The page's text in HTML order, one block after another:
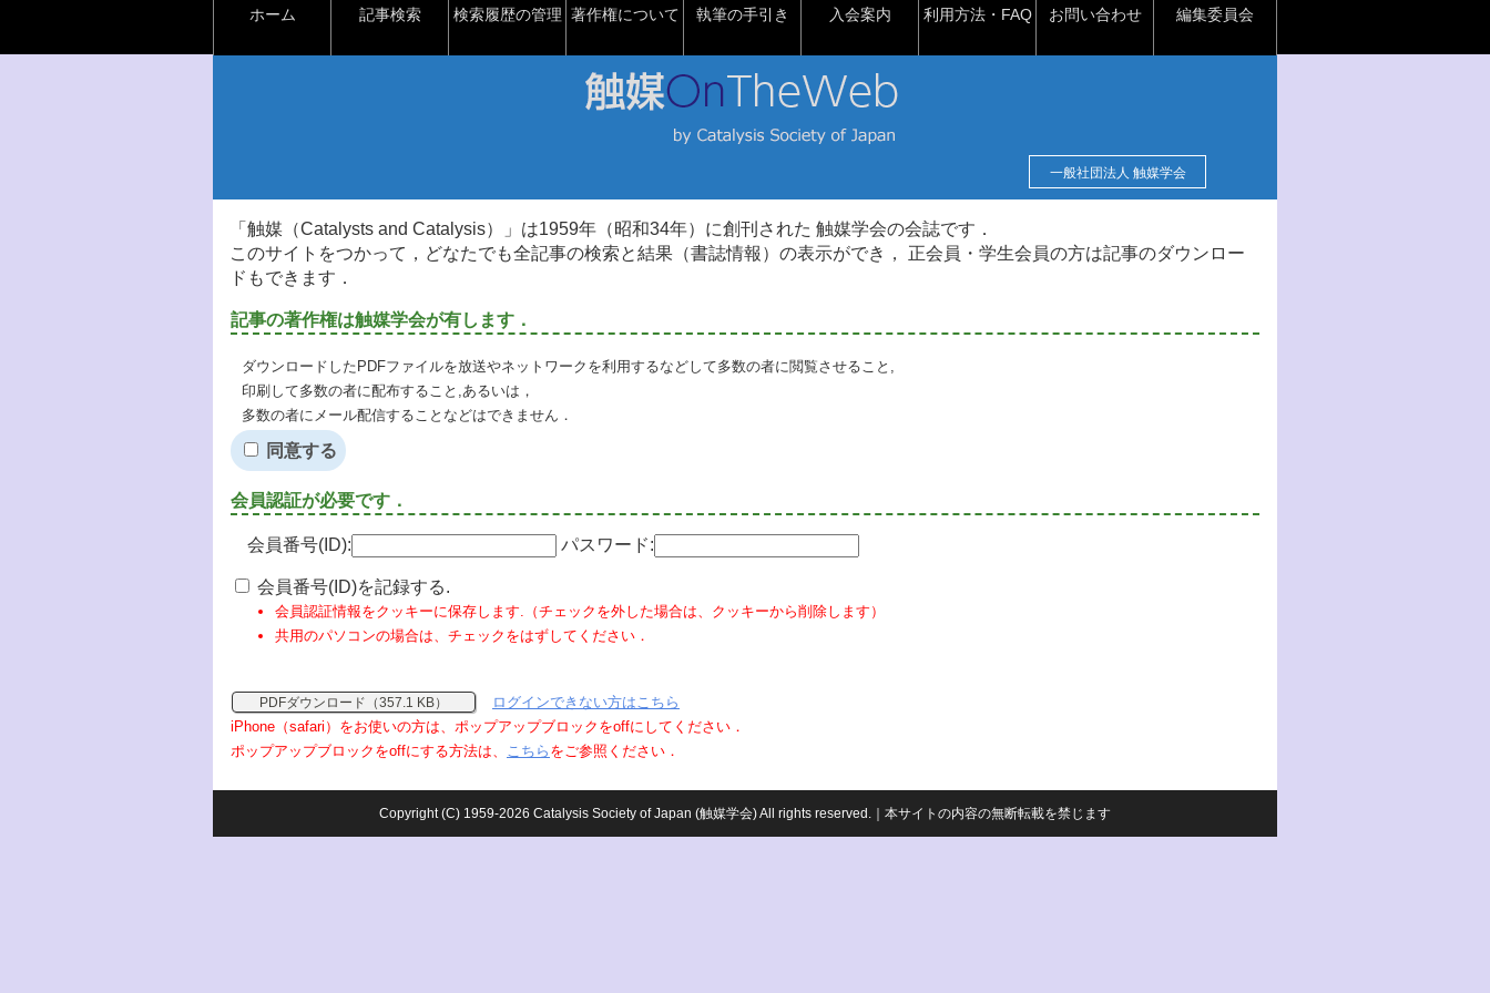
ホーム 記事検索 検索履歴の管理 著作権について 執筆の手引き 入会案内 利用方法・FAQ お問い合わせ 編集委員会
一般社団法人 触媒学会
「触媒（Catalysts and Catalysis）」は1959年（昭和34年）に創刊された 触媒学会の会誌です．
このサイトをつかって，どなたでも全記事の検索と結果（書誌情報）の表示ができ， 正会員・学生会員の方は記事のダウンロー
ドもできます．
記事の著作権は触媒学会が有します．
ダウンロードしたPDFファイルを放送やネットワークを利用するなどして多数の者に閲覧させること,
印刷して多数の者に配布すること,あるいは，
多数の者にメール配信することなどはできません．
同意する
会員認証が必要です．
会員番号(ID): パスワード:
会員番号(ID)を記録する.
会員認証情報をクッキーに保存します.（チェックを外した場合は、クッキーから削除します）
共用のパソコンの場合は、チェックをはずしてください．
PDFダウンロード（357.1 KB）
ログインできない方はこちら
iPhone（safari）をお使いの方は、ポップアップブロックをoffにしてください．
ポップアップブロックをoffにする方法は、 こちら をご参照ください．
Copyright (C) 1959-2026 Catalysis Society of Japan (触媒学会) All rights reserved.｜本サイトの内容の無断転載を禁じます